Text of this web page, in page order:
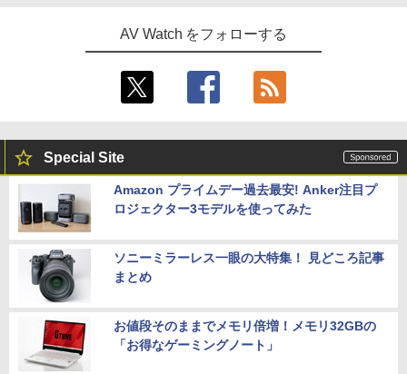
AV Watch をフォローする
Special Site
Amazon プライムデー過去最安! Anker注目プ
ロジェクター3モデルを使ってみた
ソニーミラーレス一眼の大特集！ 見どころ記事
まとめ
お値段そのままでメモリ倍増！メモリ32GBの
「お得なゲーミングノート」